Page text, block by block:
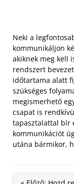
Neki a
kommunikáljon
akiknek meg kell
rendszert
időtartama alatt
szükséges
megismerhető
csapat is
tapasztalattal bír
kommunikációt
utána bármikor,